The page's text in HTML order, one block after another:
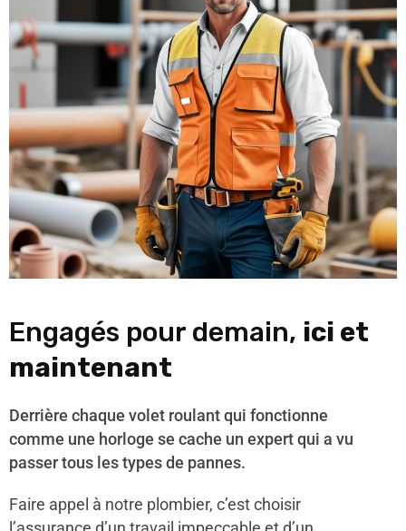
Engagés pour demain, ici et
maintenant
Derrière chaque volet roulant qui fonctionne
comme une horloge se cache un expert qui a vu
passer tous les types de pannes.
Faire appel à notre plombier, c’est choisir